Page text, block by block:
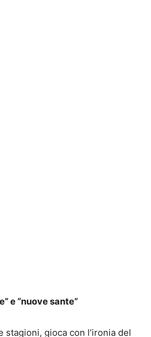
e “nuove sante”
stagioni, gioca con l’ironia del